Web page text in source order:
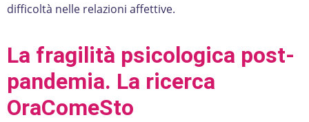
difficoltà nelle relazioni affettive.
La fragilità psicologica post-
pandemia. La ricerca
OraComeSto